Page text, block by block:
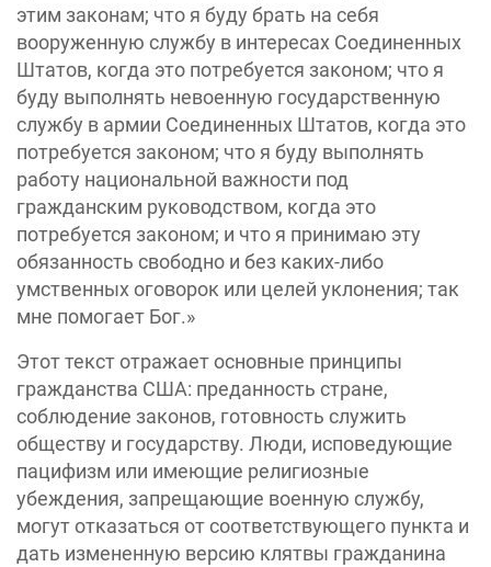
этим законам; что я буду брать на себя
вооруженную службу в интересах Соединенных
Штатов, когда это потребуется законом; что я
буду выполнять невоенную государственную
службу в армии Соединенных Штатов, когда это
потребуется законом; что я буду выполнять
работу национальной важности под
гражданским руководством, когда это
потребуется законом; и что я принимаю эту
обязанность свободно и без каких-либо
умственных оговорок или целей уклонения; так
мне помогает Бог.»
Этот текст отражает основные принципы
гражданства США: преданность стране,
соблюдение законов, готовность служить
обществу и государству. Люди, исповедующие
пацифизм или имеющие религиозные
убеждения, запрещающие военную службу,
могут отказаться от соответствующего пункта и
дать измененную версию клятвы гражданина